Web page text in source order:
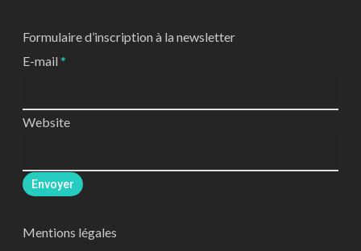
Formulaire d’inscription à la newsletter
E-mail *
Website
Envoyer
Mentions légales